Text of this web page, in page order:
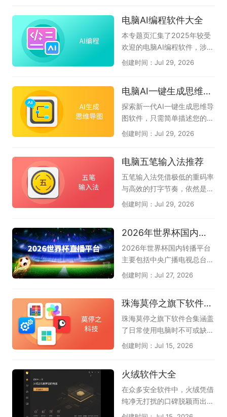
见，以及扣子、博思AIPPT、
360AI办公、Cherry Studio
等工具，帮助你找到适合自己
端较好用的AI软件，希望对大
家有帮助。如果您觉得好用的
话，可以收藏本专题。如果在
请联系软件客服反馈。（此专
推荐10款。）
体应用，助力办公、创作、高
效算力赋能电脑智能操作，一
站式了解热门电脑智能体工
具。
电脑AI编程软件大全
本专题页汇集了2025年较受
欢迎的电脑AI编程软件，涉及
CodeBuddy腾讯云代码助
e、豆包AI编程、夸克AI编
程、Cursor、CodeGeeX插
件等AI编程工具下载推荐。无
论您是初学者还是专业开发
者，都可以尝试使用，提升你
题。
创建时间：Jul 29, 2026
电脑AI一键生成思维导图软件大全
探索新一代AI一键生成思维导
图软件，只需简单描述您的核
心主题，AI便能即刻为您构建
读书笔记、创意策划、项目规
划还是知识整理，即可智能生
成结构清晰的思维导图，帮您
自动化梳理思路，大幅节省时
图等多种图形，如甘特图、鱼
骨图、组织架构图、时间轴
等，还可智能分析文档、图
纲，支持风格自动美化，让你
图，提升工作和学习效率，请
下载体验下，这是天极下载软
件专员精心为各位准备的，希
boardmix博思白板、Proces
nd树图。
创建时间：Jul 29, 2026
电脑五笔输入法推荐
五笔输入法凭借极低的重码率
与高效的打字节奏，依然是许
多文字工作者和专业人士的首
的情况下精准输出，减少选字
打断思路的烦恼，尤其适合长
篇写作和需要盲打的办公场
景。如今主流的电脑五笔输入
法在保留传统优势的同时，还
步、五笔拼音混输等新功能，
大大降低了新用户的学习门
槛，也让老用户的重码体验更
几款口碑出色的电脑五笔输入
清爽简洁的QQ五笔、大词库
的万能五笔，以及微信输入
法、百度五笔、极品五笔等实
创建时间：Jul 29, 2026
2026年世界杯国内转播平台
2026年世界杯国内转播平台
主要包括中央广播电视总台
（央视）、中国移动咪咕以及
和小红书获授新媒体转播权，
上海五星体育和广东体育频道
获授电视转播权。我们不仅可
以观看实时进行的比赛，还可
赛程，让我们可以更好的观
看、了解2026世界杯。
创建时间：Jul 27, 2026
珠海莫停之旗下软件合集
珠海莫停之旗下软件合集涵盖
了日常使用电脑时不可或缺的
几款高效工具，能一站式解决
ws优化大师帮助清理垃圾和
优化性能，让系统运行更流
畅；Win解压缩和Win看图王
让文件浏览和解压变得轻松便
创建时间：Jul 15, 2026
火绒软件大全
在众多安全软件中，火绒凭借
纯净无打扰的口碑脱颖而出。
这份火绒软件大全汇聚了火绒